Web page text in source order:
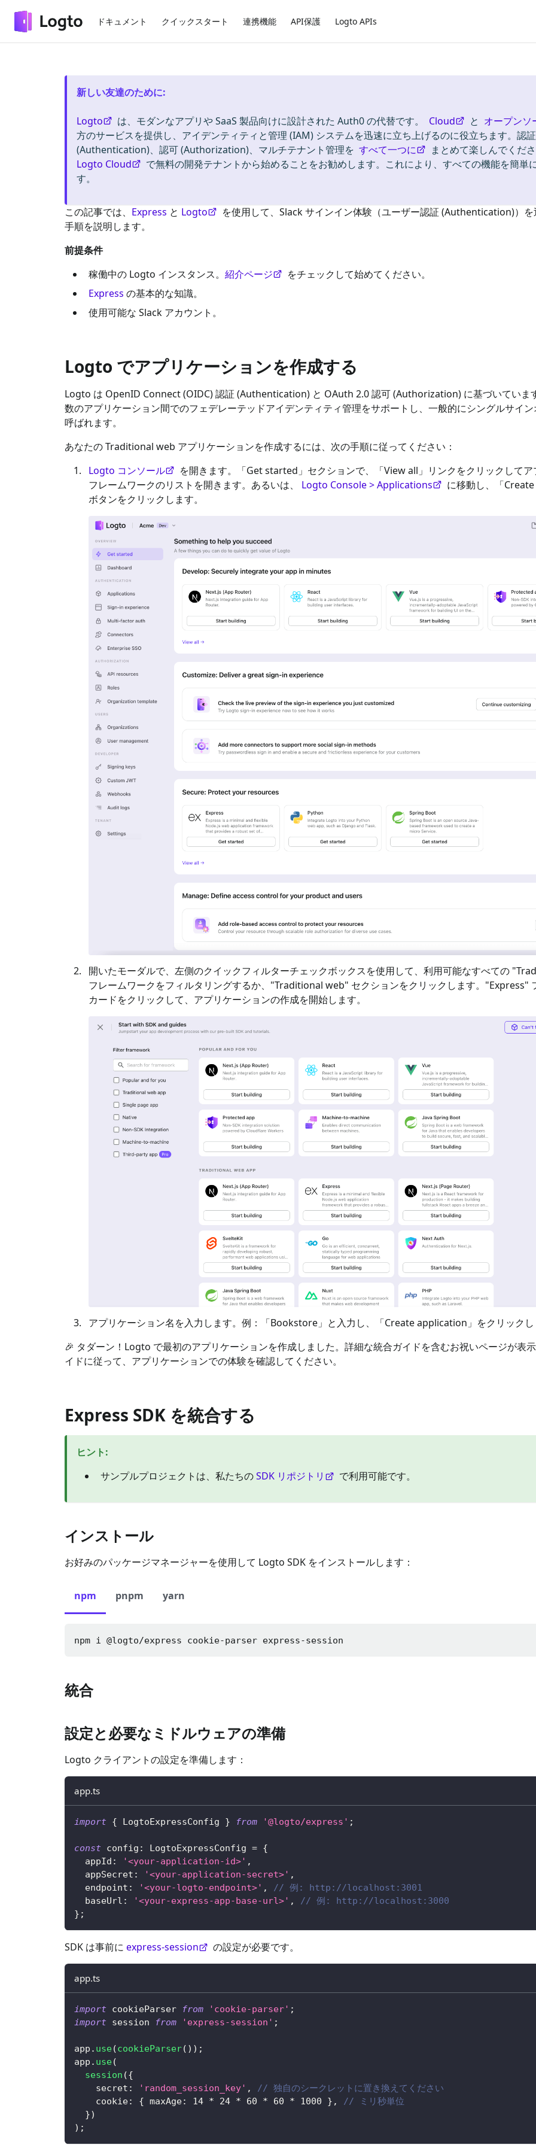
ドキュメント クイックスタート 連携機能 API保護 Logto APIs
新しい友達のために:
Logto は、モダンなアプリや SaaS 製品向けに設計された Auth0 の代替です。 Cloud と オープンソ
方のサービスを提供し、アイデンティティと管理 (IAM) システムを迅速に立ち上げるのに役立ちます。認証
(Authentication)、認可 (Authorization)、マルチテナント管理を すべて一つに
まとめて楽しんでくだ
Logto Cloud
で無料の開発テナントから始めることをお勧めします。これにより、すべての機能を簡単
す。
この記事では、 Express と Logto を使用して、 Slackサインイン体験（ユーザー認証 (Authentication)）
手順を説明します。
前提条件
稼働中の Logto インスタンス。 紹介ページ
をチェックして始めてください。
Express の基本的な知識。
使用可能な Slack アカウント。
Logto でアプリケーションを作成する
Logto は OpenID Connect (OIDC) 認証 (Authentication) と OAuth 2.0 認可 (Authorization) に基づいていま
数のアプリケーション間でのフェデレーテッドアイデンティティ管理をサポートし、一般的にシングルサイン
呼ばれます。
あなたのTraditional web アプリケーションを作成するには、次の手順に従ってください：
Logto コンソール
を開きます。「Get started」セクションで、「View all」リンクをクリックして
フレームワークのリストを開きます。あるいは、
Logto Console > Applications
に移動し、「
ボタンをクリックします。
開いたモーダルで、左側のクイックフィルターチェックボックスを使用して、利用可能なすべての "
フレームワークをフィルタリングするか、"Traditional web" セクションをクリックします。"Express"
カードをクリックして、アプリケーションの作成を開始します。
アプリケーション名を入力します。例：「Bookstore」と入力し、「Create application」をクリック
🎉 タダーン！Logto で最初のアプリケーションを作成しました。詳細な統合ガイドを含むお祝いページが表
イドに従って、アプリケーションでの体験を確認してください。
Express SDK を統合する
ヒント:
サンプルプロジェクトは、私たちのSDK リポジトリ で利用可能です。
インストール
お好みのパッケージマネージャーを使用して Logto SDK をインストールします：
npm pnpm yarn
npm i @logto/express cookie-parser express-session
統合
設定と必要なミドルウェアの準備
Logto クライアントの設定を準備します：
app.ts
import { LogtoExpressConfig } from '@logto/express' ;
const config : LogtoExpressConfig = {
  appId
: '<your-application-id>' ,
  appSecret
: '<your-application-secret>' ,
  endpoint
: '<your-logto-endpoint>' ,
// 例: http://localhost:3001
  baseUrl
: '<your-express-app-base-url>' ,
// 例: http://localhost:3000
} ;
SDK は事前に express-session の設定が必要です。
app.ts
import cookieParser from 'cookie-parser' ;
import session from 'express-session' ;
app . use(cookieParser( ) ) ;
app . use(
session ({
    secret
: 'random_session_key' ,
// 独自のシークレットに置き換えてください
    cookie
: { maxAge: 14 * 24 * 60 * 60 * 1000 } ,
// ミリ秒単位
})
) ;